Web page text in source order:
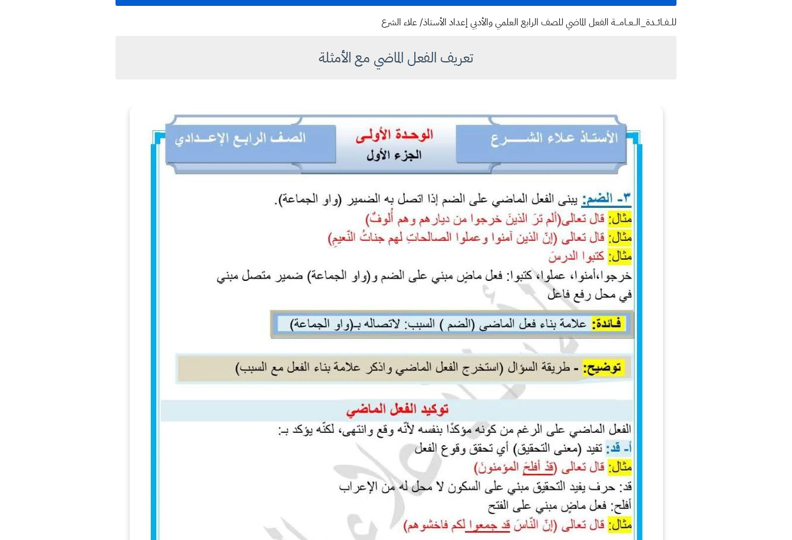
للــفــائــدة_الــعــامـــة الفعل الماضي للصف الرابع العلمي والأدبي إعداد الأستاذ/ علاء الشرع
تعريف الفعل الماضي مع الأمثلة